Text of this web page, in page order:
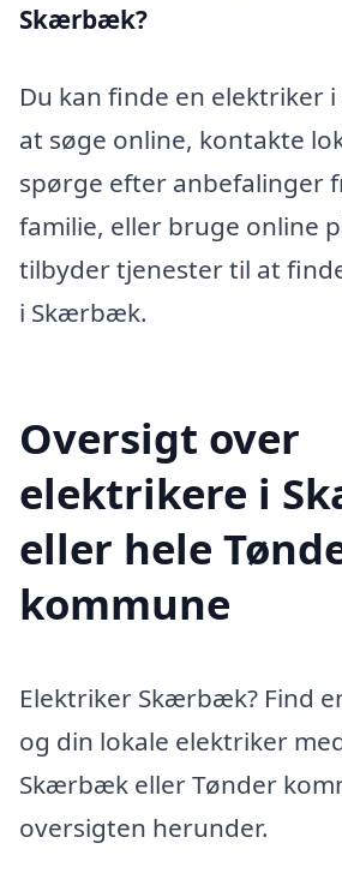
Skærbæk?
Du kan finde en elektriker
at søge online, kontakte
spørge efter anbefalinger
familie, eller bruge online
tilbyder tjenester til at
i Skærbæk.
Oversigt over
elektrikere i
eller hele
kommune
Elektriker Skærbæk? Find
og din lokale elektriker
Skærbæk eller Tønder
oversigten herunder.